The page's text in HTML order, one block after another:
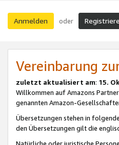
Anmelden oder
Vereinbarung
zuletzt aktualisiert am: 15.
Willkommen auf Amazons
genannten Amazon-
Übersetzungen stehen in
den Übersetzungen gilt die